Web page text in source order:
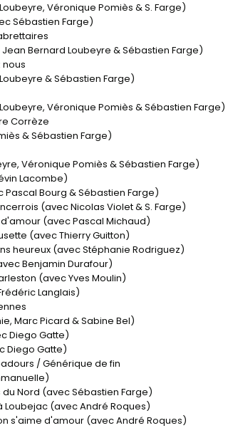
Véronique Pomiès & S. Farge)
Sébastien Farge)
Bernard Loubeyre & Sébastien Farge)
nous
& Sébastien Farge)
Véronique Pomiès & Sébastien Farge)
Corrèze
& Sébastien Farge)
Véronique Pomiès & Sébastien Farge)
Lacombe)
Pascal Bourg & Sébastien Farge)
(avec Nicolas Violet & S. Farge)
(avec Pascal Michaud)
(avec Thierry Guitton)
heureux (avec Stéphanie Rodriguez)
Benjamin Durafour)
(avec Yves Moulin)
Langlais)
Marc Picard & Sabine Bel)
Diego Gatte)
Diego Gatte)
/ Générique de fin
du Nord (avec Sébastien Farge)
Loubejac (avec André Roques)
s'aime d'amour (avec André Roques)